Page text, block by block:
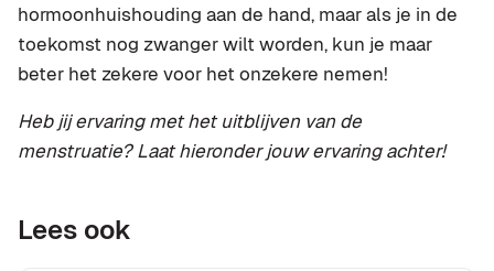
hormoonhuishouding aan de hand, maar als je in de
toekomst nog zwanger wilt worden, kun je maar
beter het zekere voor het onzekere nemen!
Heb jij ervaring met het uitblijven van de
menstruatie? Laat hieronder jouw ervaring achter!
Lees ook